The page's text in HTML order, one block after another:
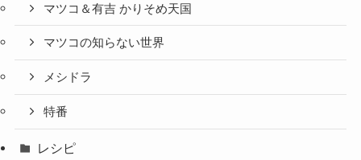
マツコ＆有吉 かりそめ天国
マツコの知らない世界
メシドラ
特番
レシピ